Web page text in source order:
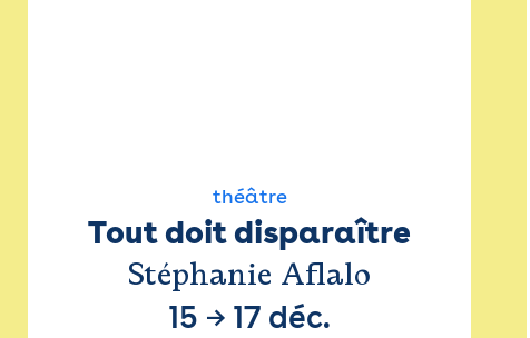
théâtre
Tout doit disparaître
Stéphanie Aflalo
15 → 17 déc.